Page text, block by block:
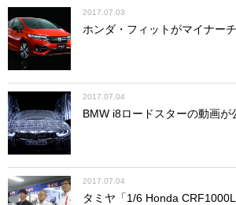
2017.07.03
ホンダ・フィットがマイナー
2017.07.04
BMW i8ロードスターの動画が
2017.07.04
タミヤ「1/6 Honda